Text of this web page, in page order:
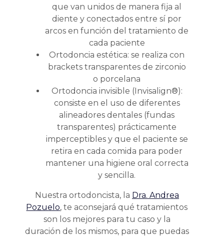
que van unidos de manera fija al
diente y conectados entre sí por
arcos en función del tratamiento de
cada paciente
Ortodoncia estética: se realiza con
brackets transparentes de zirconio
o porcelana
Ortodoncia invisible (Invisalign®):
consiste en el uso de diferentes
alineadores dentales (fundas
transparentes) prácticamente
imperceptibles y que el paciente se
retira en cada comida para poder
mantener una higiene oral correcta
y sencilla.
Nuestra ortodoncista, la Dra. Andrea
Pozuelo, te aconsejará qué tratamientos
son los mejores para tu caso y la
duración de los mismos, para que puedas